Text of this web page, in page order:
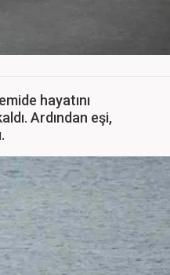
hayatını
Ardından eşi,